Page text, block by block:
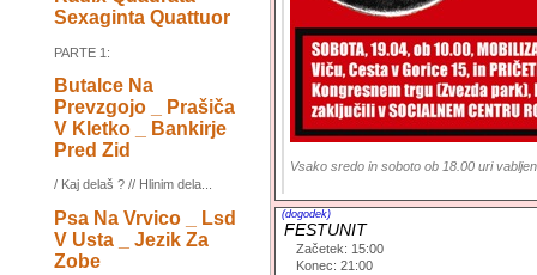
Sexaginta Quattuor
PARTE 1:
Butalce Na
Prevzgojo _ Prašiča
V Kletko _ Bankirje
Pred Zid
/ Kaj delaš ? // Hlinim dela...
Psa Na Vrvico _ Lsd
V Usta _ Jezik Za
Zobe
Vsako sredo in soboto ob 18.00 uri
(dogodek)
FESTUNIT
Začetek: 15:00
Konec: 21:00